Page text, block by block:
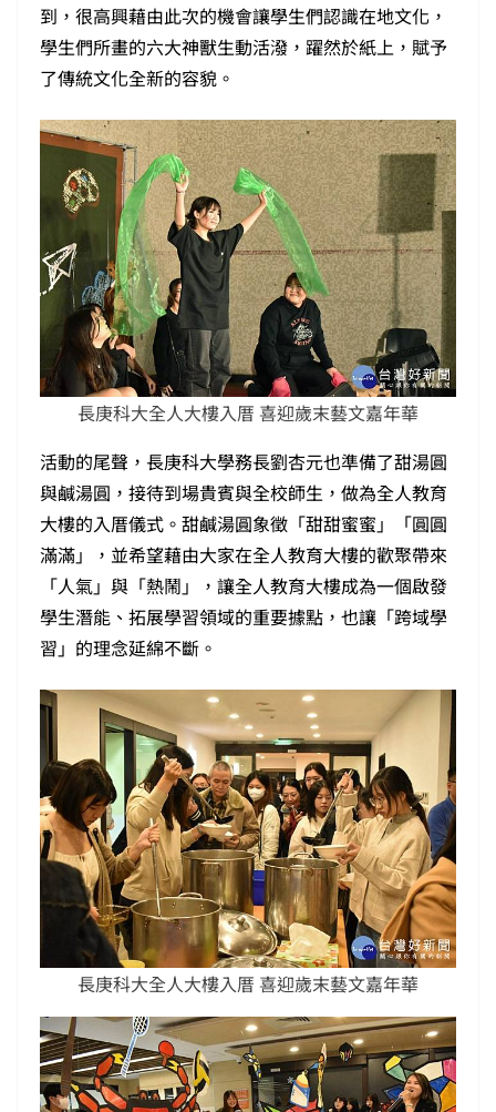
到，很高興藉由此次的機會讓學生們認識在地文化，
學生們所畫的六大神獸生動活潑，躍然於紙上，賦予
了傳統文化全新的容貌。
長庚科大全人大樓入厝 喜迎歲末藝文嘉年華
活動的尾聲，長庚科大學務長劉杏元也準備了甜湯圓
與鹹湯圓，接待到場貴賓與全校師生，做為全人教育
大樓的入厝儀式。甜鹹湯圓象徵「甜甜蜜蜜」「圓圓
滿滿」，並希望藉由大家在全人教育大樓的歡聚帶來
「人氣」與「熱鬧」，讓全人教育大樓成為一個啟發
學生潛能、拓展學習領域的重要據點，也讓「跨域學
習」的理念延綿不斷。
長庚科大全人大樓入厝 喜迎歲末藝文嘉年華